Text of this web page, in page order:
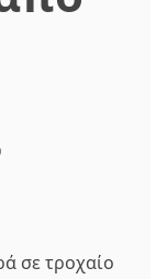
σε τροχαίο